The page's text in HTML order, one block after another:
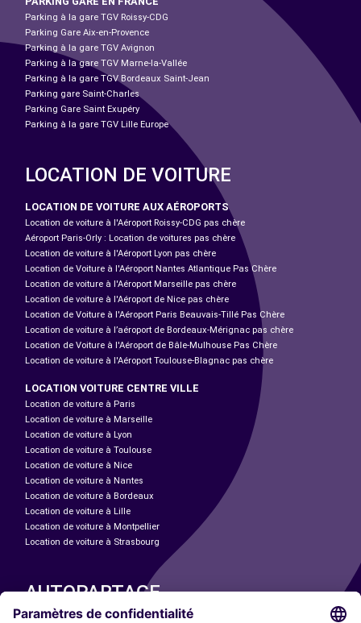
Parking à la gare TGV Roissy-CDG
Parking Gare Aix-en-Provence
Parking à la gare TGV Avignon
Parking à la gare TGV Marne-la-Vallée
Parking à la gare TGV Bordeaux Saint-Jean
Parking gare Saint-Charles
Parking Gare Saint Exupéry
Parking à la gare TGV Lille Europe
LOCATION DE VOITURE
LOCATION DE VOITURE AUX AÉROPORTS
Location de voiture à l'Aéroport Roissy-CDG pas chère
Aéroport Paris-Orly : Location de voitures pas chère
Location de voiture à l'Aéroport Lyon pas chère
Location de Voiture à l'Aéroport Nantes Atlantique Pas Chère
Location de voiture à l'Aéroport Marseille pas chère
Location de voiture à l'Aéroport de Nice pas chère
Location de Voiture à l'Aéroport Paris Beauvais-Tillé Pas Chère
Location de voiture à l’aéroport de Bordeaux-Mérignac pas chère
Location de Voiture à l'Aéroport de Bâle-Mulhouse Pas Chère
Location de voiture à l'Aéroport Toulouse-Blagnac pas chère
LOCATION VOITURE CENTRE VILLE
Location de voiture à Paris
Location de voiture à Marseille
Location de voiture à Lyon
Location de voiture à Toulouse
Location de voiture à Nice
Location de voiture à Nantes
Location de voiture à Bordeaux
Location de voiture à Lille
Location de voiture à Montpellier
Location de voiture à Strasbourg
AUTOPARTAGE